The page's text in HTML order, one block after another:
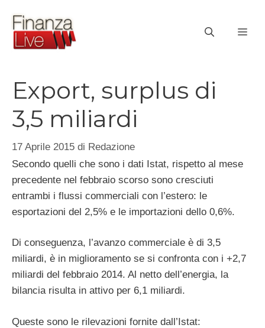
contenuto
Export, surplus di
3,5 miliardi
17 Aprile 2015 di Redazione
Secondo quelli che sono i dati Istat, rispetto al mese
precedente nel febbraio scorso sono cresciuti
entrambi i flussi commerciali con l’estero: le
esportazioni del 2,5% e le importazioni dello 0,6%.
Di conseguenza, l’avanzo commerciale è di 3,5
miliardi, è in miglioramento se si confronta con i +2,7
miliardi del febbraio 2014. Al netto dell’energia, la
bilancia risulta in attivo per 6,1 miliardi.
Queste sono le rilevazioni fornite dall’Istat: